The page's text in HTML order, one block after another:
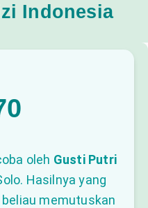
Indonesia
oleh Gusti Putri
Hasilnya yang
memutuskan